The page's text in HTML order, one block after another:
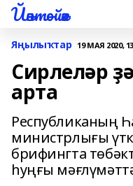
Йәнтөйәк
Яңылыҡтар 19 МАЯ 2020,
Сирлеләр
арта
Республиканың
министрлығы
брифингта
һуңғы